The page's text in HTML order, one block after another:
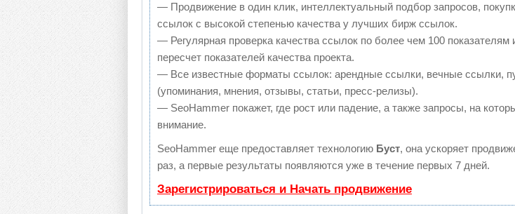
— Продвижение в один клик, интеллектуальный подбор запросов,
ссылок с высокой степенью качества у лучших бирж ссылок.
— Регулярная проверка качества ссылок по более чем 100
пересчет показателей качества проекта.
— Все известные форматы ссылок: арендные ссылки, вечные ссылки,
(упоминания, мнения, отзывы, статьи, пресс-релизы).
— SeoHammer покажет, где рост или падение, а также запросы, на
внимание.
SeoHammer еще предоставляет технологию Буст, она ускоряет
раз, а первые результаты появляются уже в течение первых 7 дней.
Зарегистрироваться и Начать продвижение